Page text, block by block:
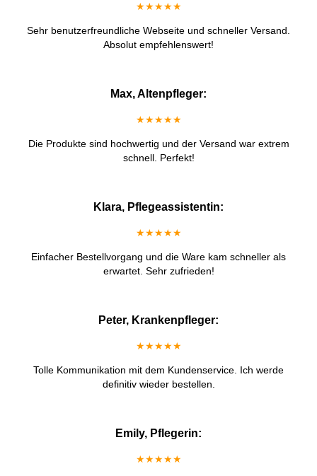
★★★★★
Sehr benutzerfreundliche Webseite und schneller Versand.
Absolut empfehlenswert!
Max, Altenpfleger:
★★★★★
Die Produkte sind hochwertig und der Versand war extrem
schnell. Perfekt!
Klara, Pflegeassistentin:
★★★★★
Einfacher Bestellvorgang und die Ware kam schneller als
erwartet. Sehr zufrieden!
Peter, Krankenpfleger:
★★★★★
Tolle Kommunikation mit dem Kundenservice. Ich werde
definitiv wieder bestellen.
Emily, Pflegerin:
★★★★★